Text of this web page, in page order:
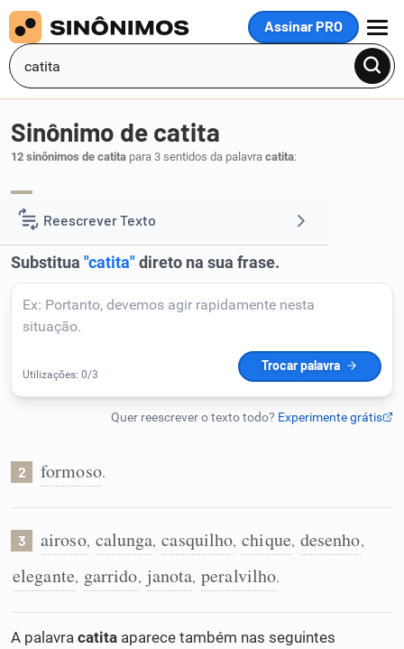
Assinar PRO
MENU
Reescrever Texto
Resumir Texto
Corrigir Texto
Detector de IA
Humanizador de IA
Conexões
Caça-palavras
Sinônimo de catita
12 sinônimos de catita para 3 sentidos da palavra catita:
2 formoso.
3 airoso, calunga, casquilho, chique, desenho,
elegante, garrido, janota, peralvilho.
A palavra catita aparece também nas seguintes